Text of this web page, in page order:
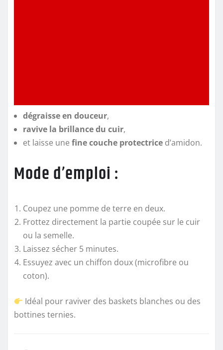
dégraisse en douceur,
ravive la brillance du cuir,
et laisse une fine couche protectrice d’amidon.
Mode d’emploi :
Coupez une pomme de terre en deux.
Frottez directement la partie coupée sur le cuir
ou la semelle.
Laissez sécher 5 minutes.
Essuyez avec un chiffon doux (microfibre ou
coton).
Idéal pour raviver des baskets blanches ou des
bottines ternies.